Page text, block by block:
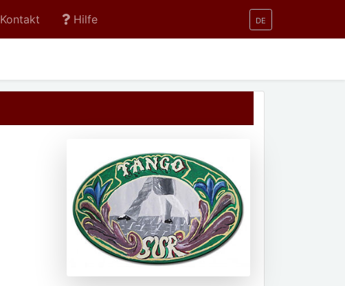
Kontakt Hilfe DE